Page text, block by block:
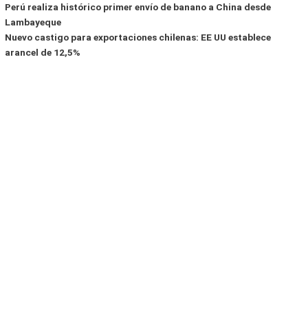
Perú realiza histórico primer envío de banano a China desde
Lambayeque
Nuevo castigo para exportaciones chilenas: EE UU establece
arancel de 12,5%